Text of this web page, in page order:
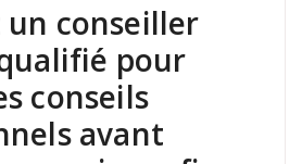
un conseiller
pour
conseils
avant